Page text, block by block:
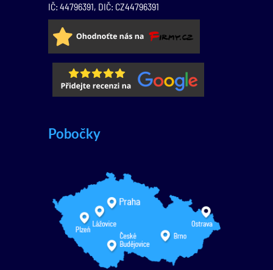
IČ: 44796391, DIČ: CZ44796391
Pobočky